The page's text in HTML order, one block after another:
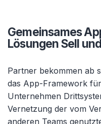
Gemeinsames
Lösungen Sell
Partner bekommen ab
das App-Framework
Unternehmen
Vernetzung der vom
anderen Teams